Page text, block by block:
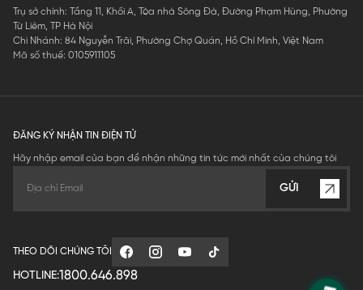
Trụ sở chính: Tầng 11, Khối A, Tòa nhà Sông Đà, Đường Phạm Hùng, Phường
Từ Liêm, TP Hà Nội
Chi Nhánh: 84 Nguyễn Trãi, Phường Chợ Quán, Hồ Chí Minh, Việt Nam
Mã số thuế: 0105911105
ĐĂNG KÝ NHẬN TIN ĐIỆN TỬ
Hãy nhập email của bạn để nhận những tin tức mới nhất của chúng tôi
GỬI
THEO DÕI CHÚNG TÔI
HOTLINE:1800.646.898